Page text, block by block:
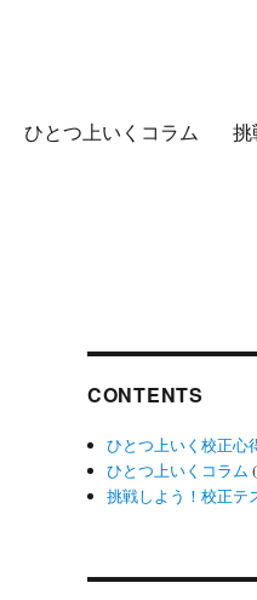
ひとつ上いくコラム 挑
CONTENTS
ひとつ上いく校正心
ひとつ上いくコラム
挑戦しよう！校正テ